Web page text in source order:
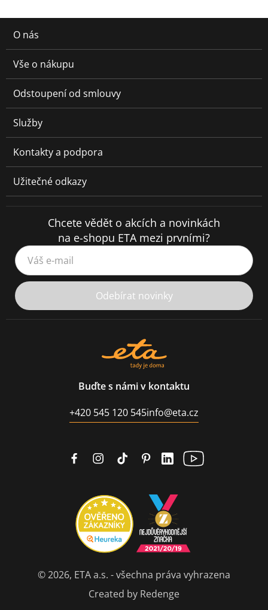
O nás
Vše o nákupu
Odstoupení od smlouvy
Služby
Kontakty a podpora
Užitečné odkazy
Chcete vědět o akcích a novinkách
na e-shopu ETA mezi prvními?
Váš e-mail
Odebírat novinky
Buďte s námi v kontaktu
+420 545 120 545info@eta.cz
© 2026, ETA a.s. - všechna práva vyhrazena
Created by Redenge